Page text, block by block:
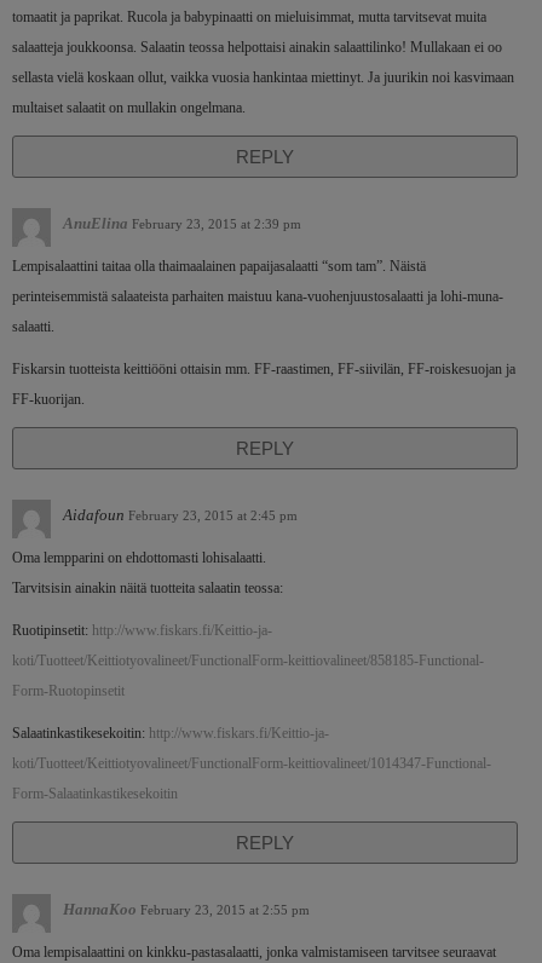
tomaatit ja paprikat. Rucola ja babypinaatti on mieluisimmat, mutta tarvitsevat muita
salaatteja joukkoonsa. Salaatin teossa helpottaisi ainakin salaattilinko! Mullakaan ei oo
sellasta vielä koskaan ollut, vaikka vuosia hankintaa miettinyt. Ja juurikin noi kasvimaan
multaiset salaatit on mullakin ongelmana.
REPLY
AnuElina February 23, 2015 at 2:39 pm
Lempisalaattini taitaa olla thaimaalainen papaijasalaatti “som tam”. Näistä
perinteisemmistä salaateista parhaiten maistuu kana-vuohenjuustosalaatti ja lohi-muna-
salaatti.
Fiskarsin tuotteista keittiööni ottaisin mm. FF-raastimen, FF-siivilän, FF-roiskesuojan ja
FF-kuorijan.
REPLY
Aidafoun February 23, 2015 at 2:45 pm
Oma lempparini on ehdottomasti lohisalaatti.
Tarvitsisin ainakin näitä tuotteita salaatin teossa:
Ruotipinsetit: http://www.fiskars.fi/Keittio-ja-
koti/Tuotteet/Keittiotyovalineet/FunctionalForm-keittiovalineet/858185-Functional-
Form-Ruotopinsetit
Salaatinkastikesekoitin: http://www.fiskars.fi/Keittio-ja-
koti/Tuotteet/Keittiotyovalineet/FunctionalForm-keittiovalineet/1014347-Functional-
Form-Salaatinkastikesekoitin
REPLY
HannaKoo February 23, 2015 at 2:55 pm
Oma lempisalaattini on kinkku-pastasalaatti, jonka valmistamiseen tarvitsee seuraavat